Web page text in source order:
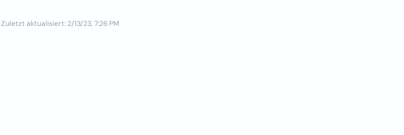
Zuletzt aktualisiert: 2/13/23, 7:26 PM